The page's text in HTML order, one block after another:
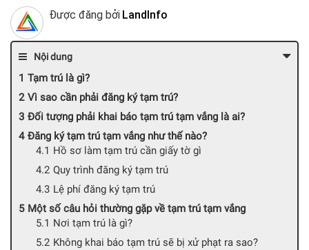
Được đăng bởi LandInfo
Nội dung
Tạm trú là gì?
Vì sao cần phải đăng ký tạm trú?
Đối tượng phải khai báo tạm trú tạm vắng là ai?
Đăng ký tạm trú tạm vắng như thế nào?
Hồ sơ làm tạm trú cần giấy tờ gì
Quy trình đăng ký tạm trú
Lệ phí đăng ký tạm trú
Một số câu hỏi thường gặp về tạm trú tạm vắng
Nơi tạm trú là gì?
Không khai báo tạm trú sẽ bị xử phạt ra sao?